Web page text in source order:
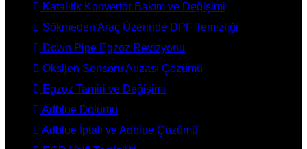
Katalitik Konvertör Bakım ve Değişimi
Sökmeden Araç Üzerinde DPF Temizliği
Down Pipe Egzoz Revizyonu
Oksijen Sensörü Arızası Çözümü
Egzoz Tamiri ve Değişimi
Adblue Dolumu
Adblue İptali ve Adblue Çözümü